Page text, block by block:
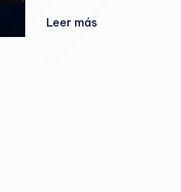
Leer más